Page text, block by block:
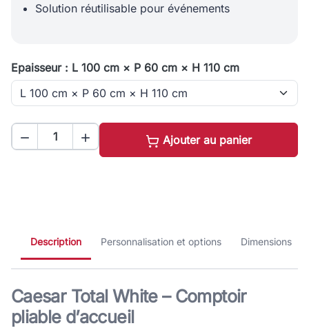
Solution réutilisable pour événements
Epaisseur : L 100 cm × P 60 cm × H 110 cm
  Ajouter au panier
Description Personnalisation et options Dimensions
Caesar Total White – Comptoir
pliable d’accueil